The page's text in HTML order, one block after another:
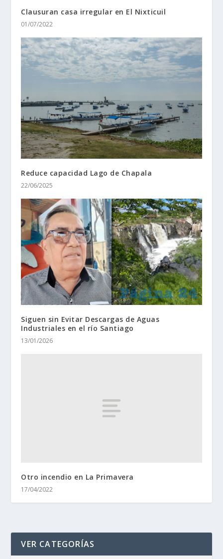
Clausuran casa irregular en El Nixticuil
01/07/2022
Reduce capacidad Lago de Chapala
22/06/2025
Siguen sin Evitar Descargas de Aguas
Industriales en el río Santiago
13/01/2026
Otro incendio en La Primavera
17/04/2022
VER CATEGORÍAS